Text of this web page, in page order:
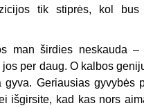
tik stiprės, kol bus
man širdies neskauda –
per daug. O kalbos
gyva. Geriausias gyvybės
išgirsite, kad kas nors